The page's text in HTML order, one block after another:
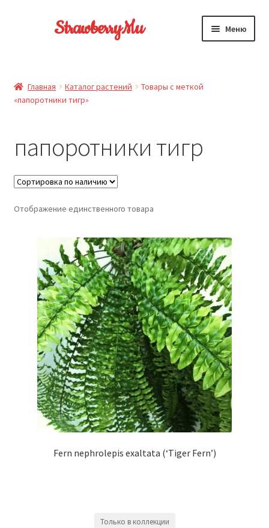
StrawberryMu Меню
Каталог
Отзывы
Доставка и оплата
Главная Каталог растений
Товары с меткой
«папоротники тигр»
папоротники тигр
Отображение единственного товара
Fern nephrolepis exaltata (‘Tiger Fern’)
Только в коллекции